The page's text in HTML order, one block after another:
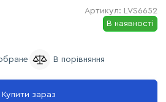
Артикул: LVS6652
В наявності
Купити зараз